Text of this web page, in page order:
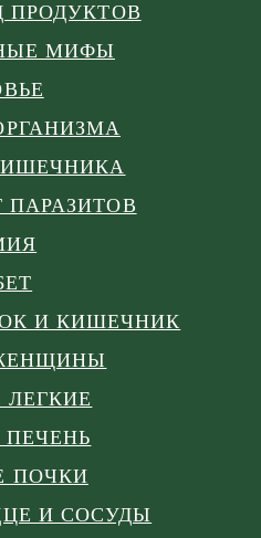
ПРОДУКТОВ
МИФЫ
И КИШЕЧНИК
ЛЕГКИЕ
ПЕЧЕНЬ
ПОЧКИ
И СОСУДЫ